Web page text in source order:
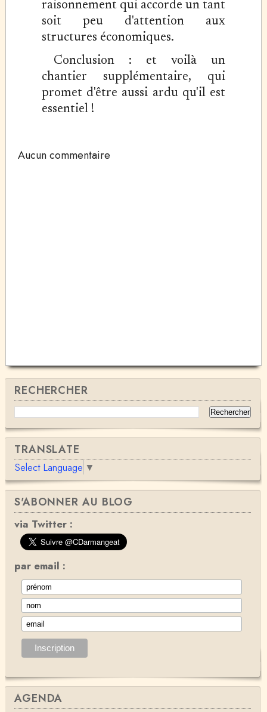
raisonnement qui accorde un tant
soit peu d'attention aux
structures économiques.
Conclusion : et voilà un
chantier supplémentaire, qui
promet d'être aussi ardu qu'il est
essentiel !
Aucun commentaire
RECHERCHER
TRANSLATE
Select Language ▼
S'ABONNER AU BLOG
via Twitter :
par email :
AGENDA